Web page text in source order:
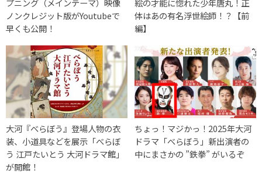
ノンクレジット版がYoutubeで
早くも公開！
体はあの有名浮世絵師！？【前
編】
大河『べらぼう』登場人物の衣
装、小道具などを展示「べらぼ
う 江戸たいとう 大河ドラマ館」
が開館！
ちょっ！マジかっ！2025年大河
ドラマ「べらぼう」新出演者の
中にまさかの ”鉄拳” がいるぞ